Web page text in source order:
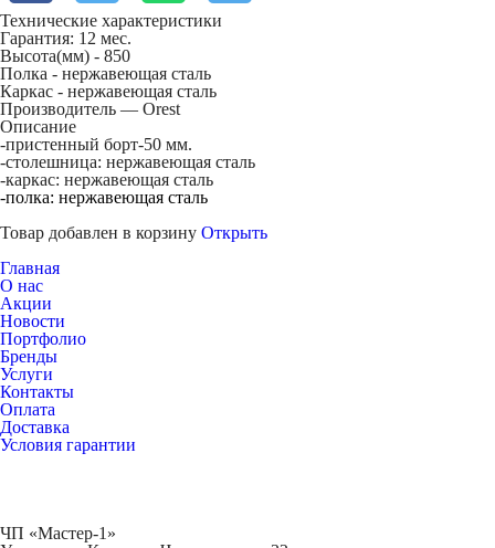
Технические характеристики
Гарантия: 12 мес.
Высота(мм) - 850
Полка - нержавеющая сталь
Каркас - нержавеющая сталь
Производитель — Orest
Описание
-пристенный борт-50 мм.
-столешница: нержавеющая сталь
-каркас: нержавеющая сталь
-полка: нержавеющая сталь
Товар добавлен в корзину Открыть
Главная
О нас
Акции
Новости
Портфолио
Бренды
Услуги
Контакты
Оплата
Доставка
Условия гарантии
ЧП «Мастер-1»